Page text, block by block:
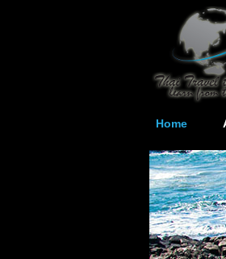
Home